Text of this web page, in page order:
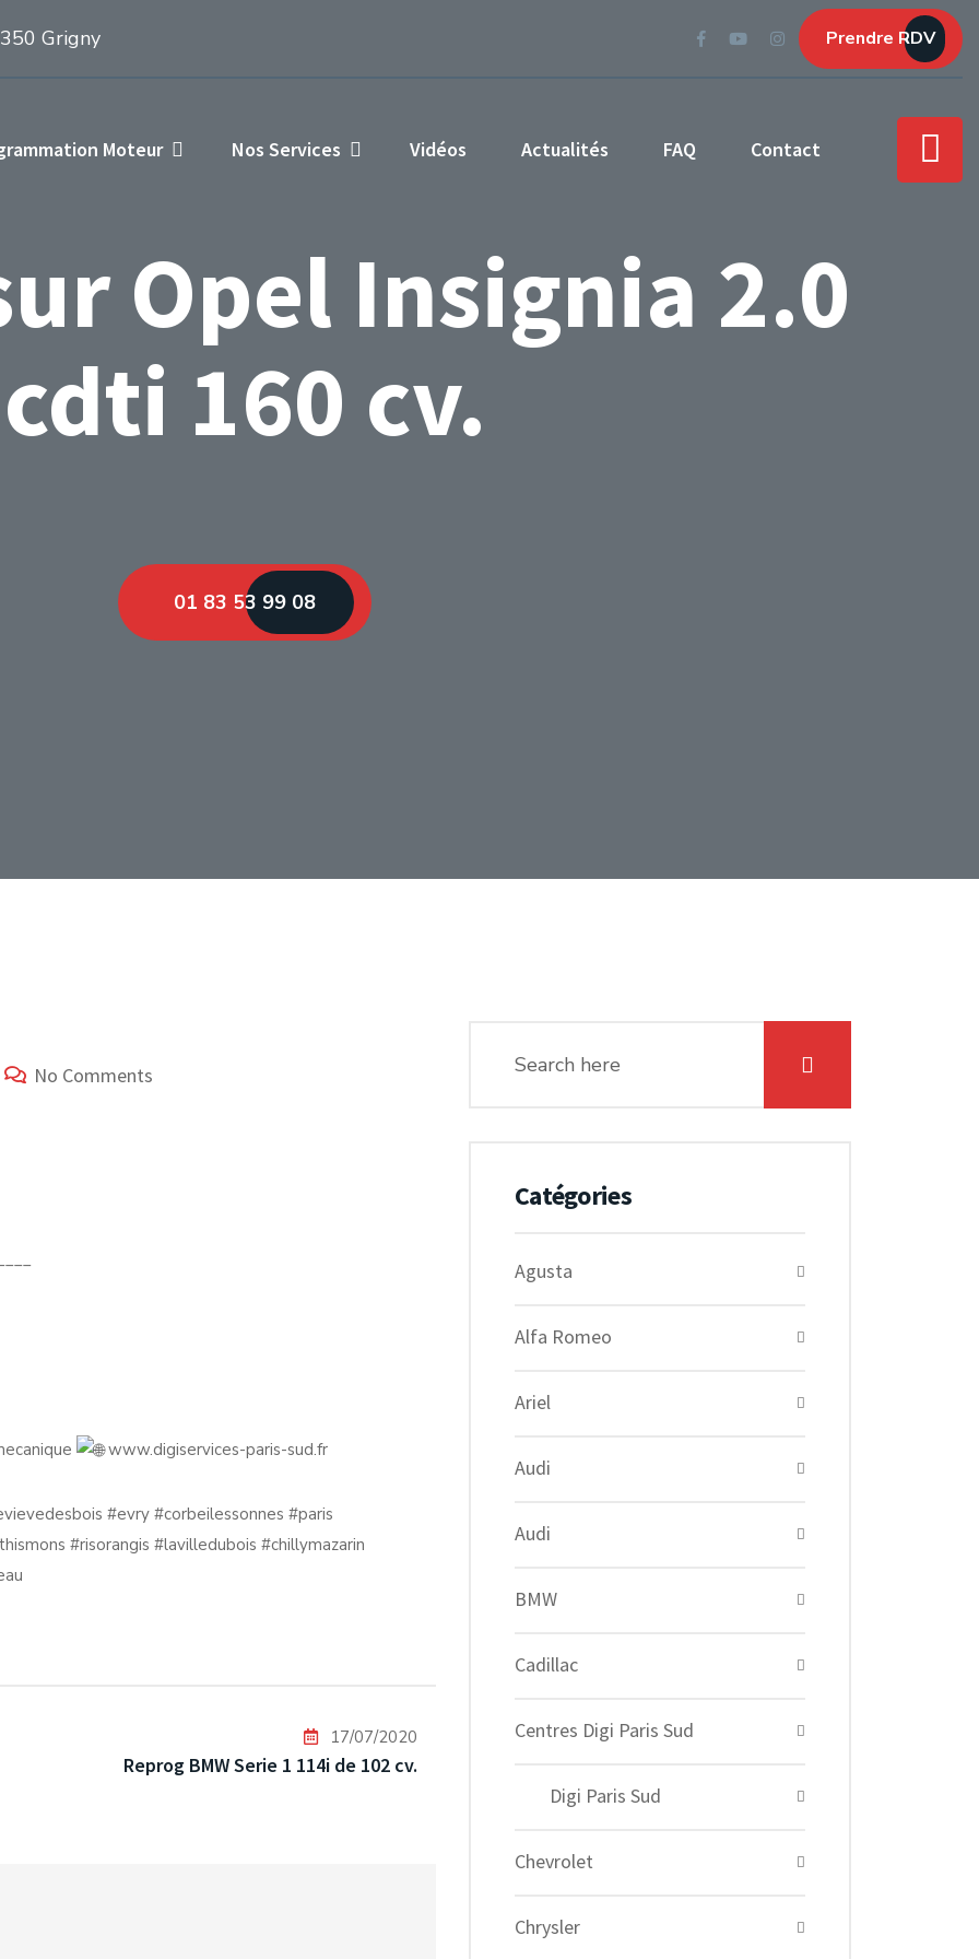
Grigny Prendre RDV
Moteur Nos Services Vidéos Actualités FAQ Contact
Opel Insignia 2.0
cdti 160 cv.
01 83 53 99 08
No Comments
www.digiservices-paris-sud.fr
#evry #corbeilessonnes #paris
#risorangis #lavilledubois #chillymazarin
17/07/2020
Reprog BMW Serie 1 114i de 102 cv.
Catégories
Agusta
Alfa Romeo
Ariel
Audi
Audi
BMW
Cadillac
Centres Digi Paris Sud
Digi Paris Sud
Chevrolet
Chrysler